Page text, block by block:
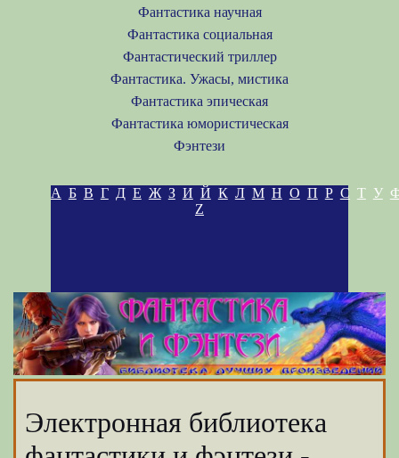
Фантастика научная
Фантастика социальная
Фантастический триллер
Фантастика. Ужасы, мистика
Фантастика эпическая
Фантастика юмористическая
Фэнтези
А Б В Г Д Е Ж З И Й К Л М Н О П Р С Т У
Z
Электронная библиотека